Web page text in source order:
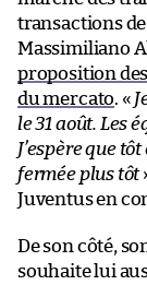
transactions
Massimiliano
proposition
du mercato. «
le 31 août. Les
J’espère que
fermée plus tôt
Juventus en
De son côté,
souhaite lui